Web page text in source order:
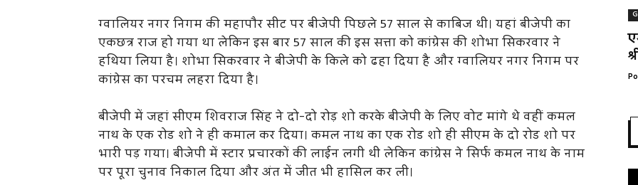
ग्वालियर नगर निगम की महापौर सीट पर बीजेपी पिछले 57 साल से काबिज थी। यहां बीजेपी का
एकछत्र राज हो गया था लेकिन इस बार 57 साल की इस सत्ता को कांग्रेस की शोभा सिकरवार ने
हथिया लिया है। शोभा सिकरवार ने बीजेपी के किले को ढहा दिया है और ग्वालियर नगर निगम पर
कांग्रेस का परचम लहरा दिया है।
बीजेपी में जहां सीएम शिवराज सिंह ने दो-दो रोड़ शो करके बीजेपी के लिए वोट मांगे थे वहीं कमल
नाथ के एक रोड शो ने ही कमाल कर दिया। कमल नाथ का एक रोड शो ही सीएम के दो रोड शो पर
भारी पड़ गया। बीजेपी में स्टार प्रचारकों की लाईन लगी थी लेकिन कांग्रेस ने सिर्फ कमल नाथ के नाम
पर पूरा चुनाव निकाल दिया और अंत में जीत भी हासिल कर ली।